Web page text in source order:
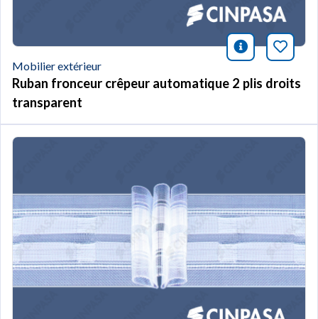
icono
Mobilier extérieur
Ruban fronceur crêpeur automatique 2 plis droits
transparent